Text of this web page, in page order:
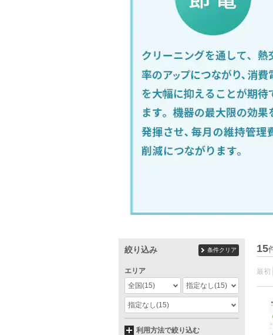
15
最初
絞り込み 条件クリア
エリア
全国(15) 指定なし(15)
指定なし(15)
利用方法で絞り込む